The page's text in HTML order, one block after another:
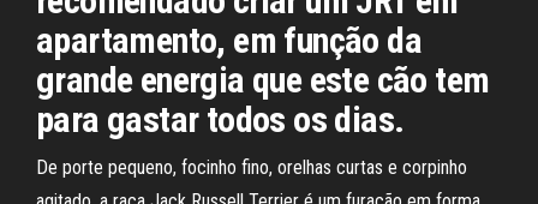
apartamento, em função da
grande energia que este cão tem
para gastar todos os dias.
De porte pequeno, focinho fino, orelhas curtas e corpinho